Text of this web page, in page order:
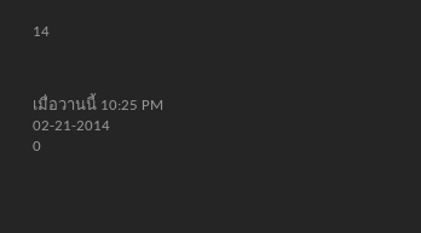
14
เมื่อวานนี้ 10:25 PM
02-21-2014
0